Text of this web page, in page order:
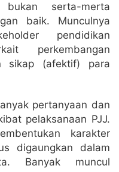
serta-merta
baik. Munculnya
pendidikan
perkembangan
sikap (afektif) para
pertanyaan dan
pelaksanaan PJJ.
karakter
digaungkan dalam
Banyak muncul